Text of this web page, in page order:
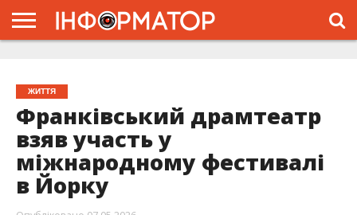
ЖИТТЯ
Франківський драмтеатр
взяв участь у
міжнародному фестивалі
в Йорку